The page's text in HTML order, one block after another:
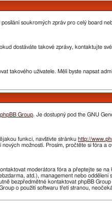
soukromých zpráv pro celý board
dostáváte takové zprávy, kontaktujte
takového uživatele. Měli byste napsat
phpBB Group. Je dostupný pod the GNU
funkci, navštivte stránku http://
možností. Prosím, pročtěte si fóra a
moderátora fóra a přeptejte se
atd.), management nebo oddělení
bezpředmětné kontaktovat phpBB
o použití softwaru třetí stranou,